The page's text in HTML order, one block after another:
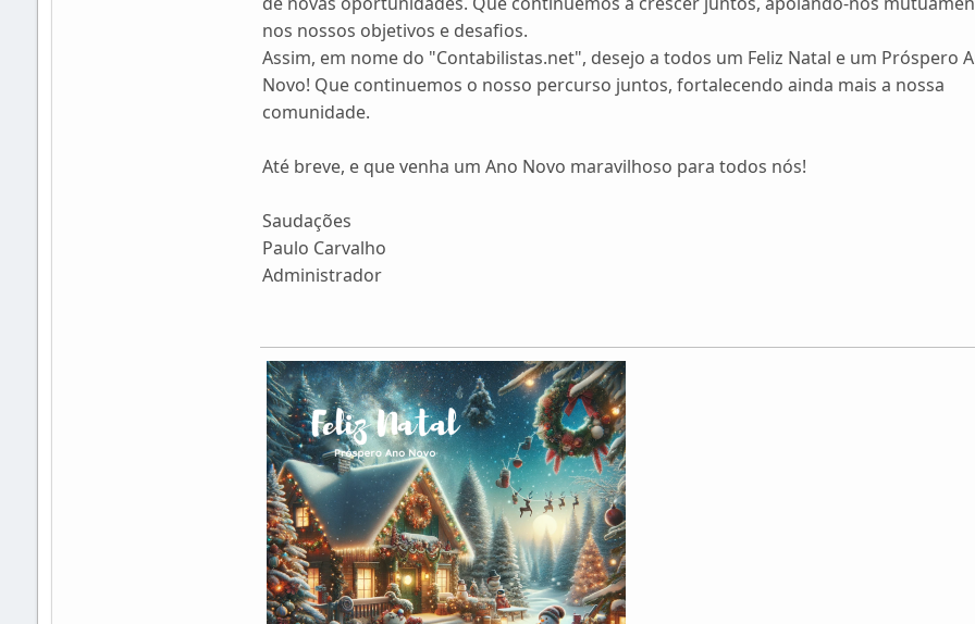
nos nossos objetivos e desafios.
Assim, em nome do "Contabilistas.net", desejo a todos um Feliz Natal e um Próspero
Novo! Que continuemos o nosso percurso juntos, fortalecendo ainda mais a nossa
comunidade.
Até breve, e que venha um Ano Novo maravilhoso para todos nós!
Saudações
Paulo Carvalho
Administrador